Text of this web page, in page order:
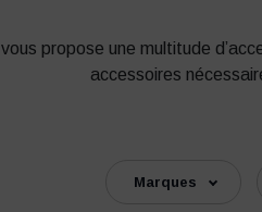
vous propose une multitude
accessoires
Marques